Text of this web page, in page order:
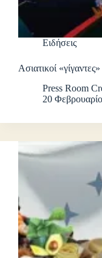
Ειδήσεις
Ασιατικοί
Press Room
20